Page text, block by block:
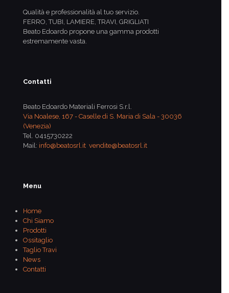
Qualità e professionalità al tuo servizio.
FERRO, TUBI, LAMIERE, TRAVI, GRIGLIATI
Beato Edoardo propone una gamma prodotti
estremamente vasta.
Contatti
Beato Edoardo Materiali Ferrosi S.r.l.
Via Noalese, 167 - Caselle di S. Maria di Sala - 30036
(Venezia)
Tel. 0415730222
Mail: info@beatosrl.it vendite@beatosrl.it
Menu
Home
Chi Siamo
Prodotti
Ossitaglio
Taglio Travi
News
Contatti